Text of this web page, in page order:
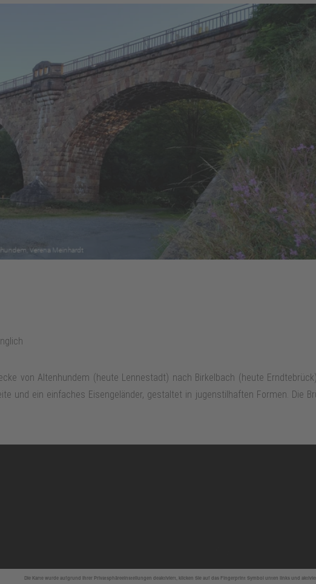
von Altenhundem (heute Lennestadt) nach Birkelbach (heute
und ein einfaches Eisengeländer, gestaltet in jugenstilhaften Formen. Die
Die Karte wurde aufgrund Ihrer Privatsphäreeinstellungen deaktiviert, klicken Sie auf das Fingerprint Symbol unten links und